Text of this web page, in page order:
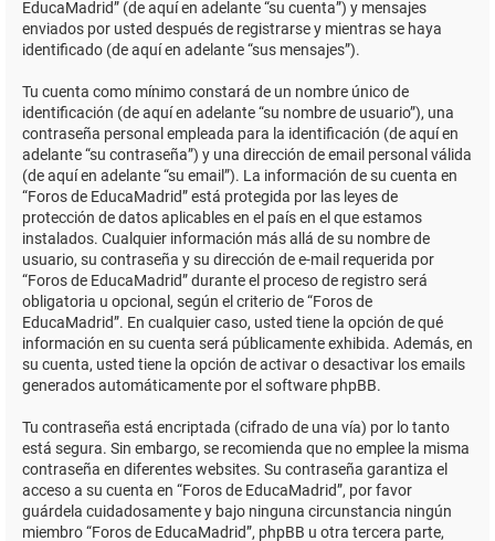
EducaMadrid” (de aquí en adelante “su cuenta”) y mensajes
enviados por usted después de registrarse y mientras se haya
identificado (de aquí en adelante “sus mensajes”).
Tu cuenta como mínimo constará de un nombre único de
identificación (de aquí en adelante “su nombre de usuario”), una
contraseña personal empleada para la identificación (de aquí en
adelante “su contraseña”) y una dirección de email personal válida
(de aquí en adelante “su email”). La información de su cuenta en
“Foros de EducaMadrid” está protegida por las leyes de
protección de datos aplicables en el país en el que estamos
instalados. Cualquier información más allá de su nombre de
usuario, su contraseña y su dirección de e-mail requerida por
“Foros de EducaMadrid” durante el proceso de registro será
obligatoria u opcional, según el criterio de “Foros de
EducaMadrid”. En cualquier caso, usted tiene la opción de qué
información en su cuenta será públicamente exhibida. Además, en
su cuenta, usted tiene la opción de activar o desactivar los emails
generados automáticamente por el software phpBB.
Tu contraseña está encriptada (cifrado de una vía) por lo tanto
está segura. Sin embargo, se recomienda que no emplee la misma
contraseña en diferentes websites. Su contraseña garantiza el
acceso a su cuenta en “Foros de EducaMadrid”, por favor
guárdela cuidadosamente y bajo ninguna circunstancia ningún
miembro “Foros de EducaMadrid”, phpBB u otra tercera parte,